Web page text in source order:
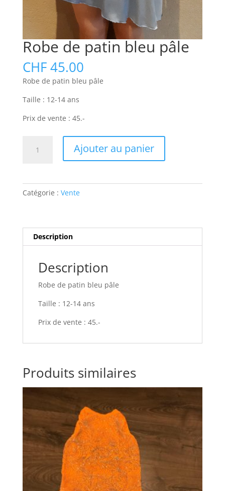
Robe de patin bleu pâle
CHF45.00
Robe de patin bleu pâle
Taille : 12-14 ans
Prix de vente : 45.-
Ajouter au panier
Catégorie : Vente
Description
Description
Robe de patin bleu pâle
Taille : 12-14 ans
Prix de vente : 45.-
Produits similaires